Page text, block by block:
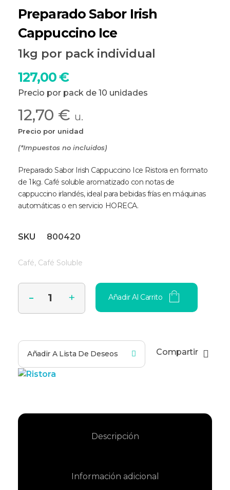
Preparado Sabor Irish
Cappuccino Ice
1kg por pack individual
Precio por pack de 10 unidades
(*Impuestos no incluidos)
127,00€
Precio por unidad
Preparado Sabor Irish Cappuccino Ice Ristora en formato
de 1 kg. Café soluble aromatizado con notas de
cappuccino irlandés, ideal para bebidas frías en máquinas
automáticas o en servicio HORECA.
Añadir Al Carrito
Añadir A Lista De Deseos Compartir
SKU 800420
Café, Café Soluble
12,70 € u.
Descripción
Información adicional